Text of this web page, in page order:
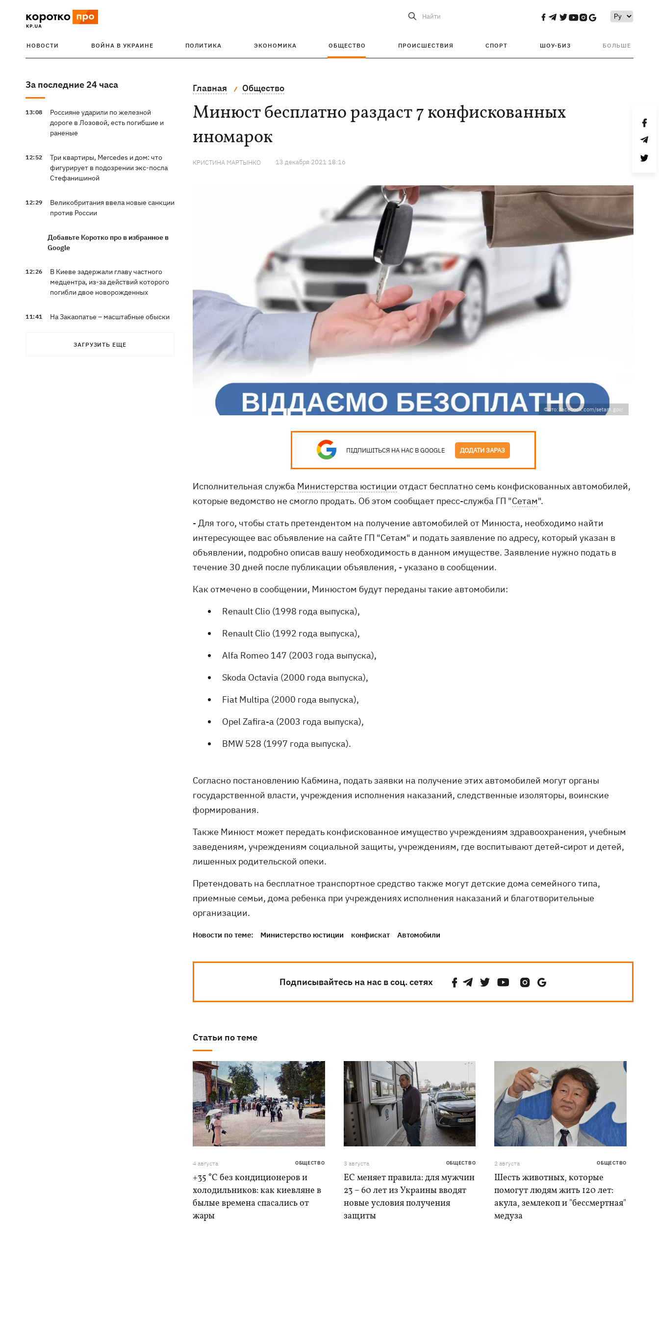
Найти
НОВОСТИ ВОЙНА В УКРАИНЕ ПОЛИТИКА ЭКОНОМИКА ОБЩЕСТВО ПРОИСШЕСТВИЯ СПОРТ ШОУ-БИЗ БОЛЬШЕ
За последние 24 часа
13:08
Россияне ударили по железной
дороге в Лозовой, есть погибшие и
раненые
12:52
Три квартиры, Mercedes и дом: что
фигурирует в подозрении экс-посла
Стефанишиной
12:29
Великобритания ввела новые санкции
против России
Добавьте Коротко про в избранное в
Google
12:26
В Киеве задержали главу частного
медцентра, из-за действий которого
погибли двое новорожденных
11:41
На Закарпатье – масштабные обыски
ЗАГРУЗИТЬ ЕЩЕ
Главная Общество
Минюст бесплатно раздаст 7 конфискованных
иномарок
КРИСТИНА МАРТЫНКО 13 декабря 2021 18:16
Фото: facebook.com/setam.gov/
ПІДПИШІТЬСЯ НА НАС В GOOGLE ДОДАТИ ЗАРАЗ
Исполнительная служба Министерства юстиции отдаст бесплатно семь конфискованных автомобилей,
которые ведомство не смогло продать. Об этом сообщает пресс-служба ГП "Сетам".
- Для того, чтобы стать претендентом на получение автомобилей от Минюста, необходимо найти
интересующее вас объявление на сайте ГП "Сетам" и подать заявление по адресу, который указан в
объявлении, подробно описав вашу необходимость в данном имуществе. Заявление нужно подать в
течение 30 дней после публикации объявления, - указано в сообщении.
Как отмечено в сообщении, Минюстом будут переданы такие автомобили:
Renault Clio (1998 года выпуска),
Renault Clio (1992 года выпуска),
Alfa Romeo 147 (2003 года выпуска),
Skoda Octavia (2000 года выпуска),
Fiat Multipa (2000 года выпуска),
Оpel Zafira-а (2003 года выпуска),
BMW 528 (1997 года выпуска).
Согласно постановлению Кабмина, подать заявки на получение этих автомобилей могут органы
государственной власти, учреждения исполнения наказаний, следственные изоляторы, воинские
формирования.
Также Минюст может передать конфискованное имущество учреждениям здравоохранения, учебным
заведениям, учреждениям социальной защиты, учреждениям, где воспитывают детей-сирот и детей,
лишенных родительской опеки.
Претендовать на бесплатное транспортное средство также могут детские дома семейного типа,
приемные семьи, дома ребенка при учреждениях исполнения наказаний и благотворительные
организации.
Новости по теме: Министерство юстиции конфискат Автомобили
Подписывайтесь на нас в соц. сетях
Статьи по теме
4 августа ОБЩЕСТВО
+35 °C без кондиционеров и
холодильников: как киевляне в
былые времена спасались от
жары
3 августа ОБЩЕСТВО
ЕС меняет правила: для мужчин
23 – 60 лет из Украины вводят
новые условия получения
защиты
2 августа ОБЩЕСТВО
Шесть животных, которые
помогут людям жить 120 лет:
акула, землекоп и "бессмертная"
медуза